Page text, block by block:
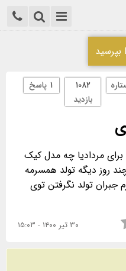
بپرسید
۱ پاسخ
۱۰۸۲
بازدید
مردادیا چه مدل کیک
روز دیگه تولد همسرمه
جبران تولد نگرفتن توی
۳۰ تیر ۱۴۰۰ - ۱۵:۰۳